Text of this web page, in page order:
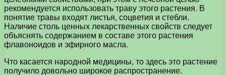
рекомендуется использовать траву этого растения. В
понятие травы входят листья, соцветия и стебли.
Наличие столь ценных лекарственных свойств следует
объяснять содержанием в составе этого растения
флавоноидов и эфирного масла.
Что касается народной медицины, то здесь это растение
получило довольно широкое распространение.